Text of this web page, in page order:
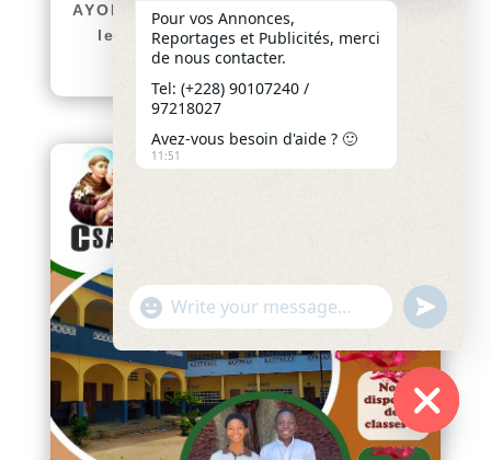
AYODÉLÉ Victorine 64 ans de lutte :
les diamants sont éternels À...
lire plus
Hide
Pour vos Annonces,
Reportages et Publicités, merci
de nous contacter.
Tel: (+228) 90107240 /
97218027
Avez-vous besoin d'aide ? 🙂
11:51
"+chaty_settings.lang.emoji_picker+"
WhatsApp
undefined